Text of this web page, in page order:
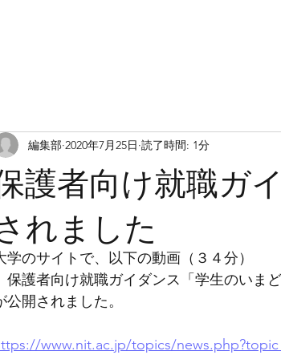
護者向け就職ガ
れました
編集部 2020年7月25日 読了時間: 1分
学のサイトで、以下の動画（３４分）
保護者向け就職ガイダンス「学生のいまど
公開されました。
www.nit.ac.jp/topics/